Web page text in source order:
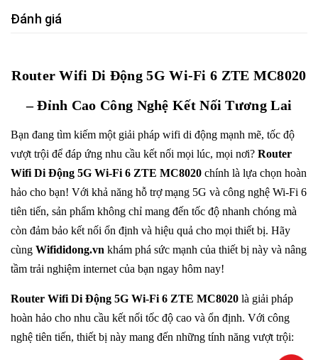
Đánh giá
Router Wifi Di Động 5G Wi-Fi 6 ZTE MC8020
– Đỉnh Cao Công Nghệ Kết Nối Tương Lai
Bạn đang tìm kiếm một giải pháp wifi di động mạnh mẽ, tốc độ
vượt trội để đáp ứng nhu cầu kết nối mọi lúc, mọi nơi? Router
Wifi Di Động 5G Wi-Fi 6 ZTE MC8020 chính là lựa chọn hoàn
hảo cho bạn! Với khả năng hỗ trợ mạng 5G và công nghệ Wi-Fi 6
tiên tiến, sản phẩm không chỉ mang đến tốc độ nhanh chóng mà
còn đảm bảo kết nối ổn định và hiệu quả cho mọi thiết bị. Hãy
cùng Wifididong.vn khám phá sức mạnh của thiết bị này và nâng
tầm trải nghiệm internet của bạn ngay hôm nay!
Router Wifi Di Động 5G Wi-Fi 6 ZTE MC8020 là giải pháp
hoàn hảo cho nhu cầu kết nối tốc độ cao và ổn định. Với công
nghệ tiên tiến, thiết bị này mang đến những tính năng vượt trội: